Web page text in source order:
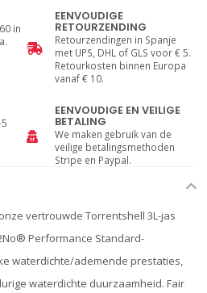
in
EENVOUDIGE
RETOURZENDING
Retourzendingen in Spanje
met UPS, DHL of GLS voor € 5.
Retourkosten binnen Europa
vanaf € 10.
EENVOUDIGE EN VEILIGE
BETALING
We maken gebruik van de
veilige betalingsmethoden
Stripe en Paypal.
vertrouwde Torrentshell 3L-jas
Performance Standard-
waterdichte/ademende prestaties,
waterdichte duurzaamheid. Fair